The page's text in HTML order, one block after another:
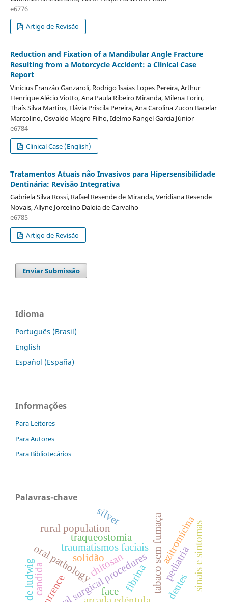
e6776
Artigo de Revisão
Reduction and Fixation of a Mandibular Angle Fracture
Resulting from a Motorcycle Accident: a Clinical Case
Report
Vinícius Franzão Ganzaroli, Rodrigo Isaias Lopes Pereira, Arthur
Henrique Alécio Viotto, Ana Paula Ribeiro Miranda, Milena Forin,
Thaís Silva Martins, Flávia Priscila Pereira, Ana Carolina Zucon Bacelar
Marcolino, Osvaldo Magro Filho, Idelmo Rangel Garcia Júnior
e6784
Clinical Case (English)
Tratamentos Atuais não Invasivos para Hipersensibilidade
Dentinária: Revisão Integrativa
Gabriela Silva Rossi, Rafael Resende de Miranda, Veridiana Resende
Novais, Allyne Jorcelino Daloia de Carvalho
e6785
Artigo de Revisão
Enviar Submissão
Idioma
Português (Brasil)
English
Español (España)
Informações
Para Leitores
Para Autores
Para Bibliotecários
Palavras-chave
traumatismos faciais tabaco sem fumaça
oral surgical procedures
oral pathology azitromicina
pediatriasinais e sintomas
traqueostomia
rural population
chitosan
silver
candida fibrina
face
solidão
dentes